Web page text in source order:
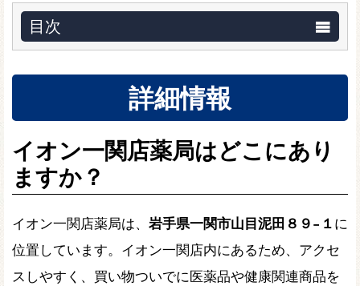
目次
詳細情報
イオン一関店薬局はどこにあり
ますか？
イオン一関店薬局は、 岩手県一関市山目泥田８９−１ に
位置しています。イオン一関店内にあるため、アクセ
スしやすく、買い物ついでに医薬品や健康関連商品を